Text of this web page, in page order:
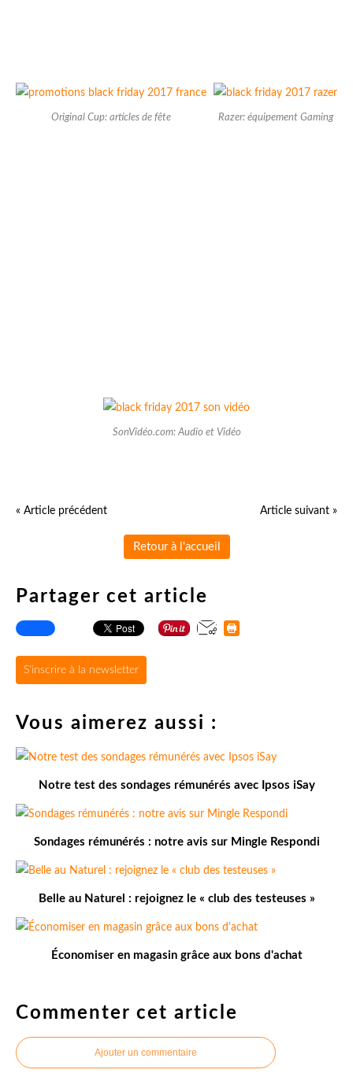
Original Cup: articles de fête Razer: équipement Gaming
SonVidéo.com: Audio et Vidéo
« Article précédent Article suivant »
Retour à l'accueil
Partager cet article
S'inscrire à la newsletter
Vous aimerez aussi :
Notre test des sondages rémunérés avec Ipsos iSay
Sondages rémunérés : notre avis sur Mingle Respondi
Belle au Naturel : rejoignez le « club des testeuses »
Économiser en magasin grâce aux bons d'achat
Commenter cet article
Ajouter un commentaire